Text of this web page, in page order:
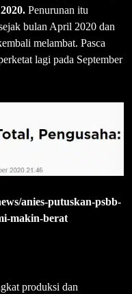
Penurunan itu
bulan April 2020 dan
melambat. Pasca
lagi pada September
anies-putuskan-psbb-
makin-berat
produksi dan